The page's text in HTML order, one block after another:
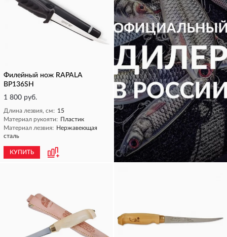
Филейный нож RAPALA
BP136SH
1 800 руб.
Длина лезвия, см: 15
Материал рукояти: Пластик
Материал лезвия: Нержавеющая
сталь
КУПИТЬ КУПИТЬ